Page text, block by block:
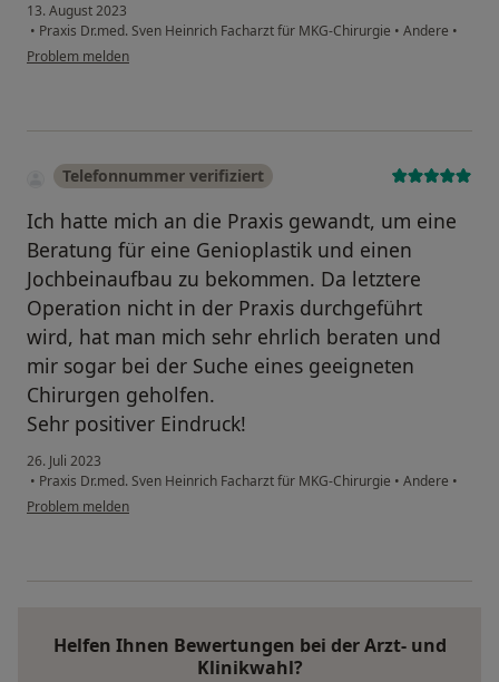
13. August 2023
• Praxis Dr.med. Sven Heinrich Facharzt für MKG-Chirurgie • Andere •
Problem melden
Telefonnummer verifiziert
Ich hatte mich an die Praxis gewandt, um eine
Beratung für eine Genioplastik und einen
Jochbeinaufbau zu bekommen. Da letztere
Operation nicht in der Praxis durchgeführt
wird, hat man mich sehr ehrlich beraten und
mir sogar bei der Suche eines geeigneten
Chirurgen geholfen.
Sehr positiver Eindruck!
26. Juli 2023
• Praxis Dr.med. Sven Heinrich Facharzt für MKG-Chirurgie • Andere •
Problem melden
Helfen Ihnen Bewertungen bei der Arzt- und
Klinikwahl?